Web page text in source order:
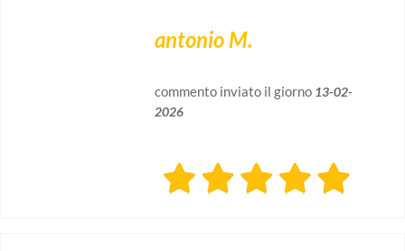
antonio M.
commento inviato il giorno 13-02-
2026